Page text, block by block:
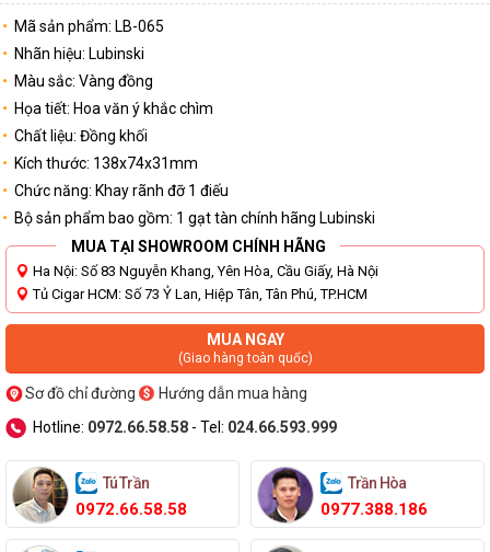
Mã sản phẩm: LB-065
Nhãn hiệu: Lubinski
Màu sắc: Vàng đồng
Họa tiết: Hoa văn ý khắc chìm
Chất liệu: Đồng khối
Kích thước: 138x74x31mm
Chức năng: Khay rãnh đỡ 1 điếu
Bộ sản phẩm bao gồm: 1 gạt tàn chính hãng Lubinski
MUA TẠI SHOWROOM CHÍNH HÃNG
Ha Nội: Số 83 Nguyễn Khang, Yên Hòa, Cầu Giấy, Hà Nội
Tủ Cigar HCM: Số 73 Ỷ Lan, Hiệp Tân, Tân Phú, TP.HCM
MUA NGAY
(Giao hàng toàn quốc)
Sơ đồ chỉ đường
Hướng dẫn mua hàng
Hotline: 0972.66.58.58 - Tel: 024.66.593.999
Tú Trần
0972.66.58.58
Trần Hòa
0977.388.186